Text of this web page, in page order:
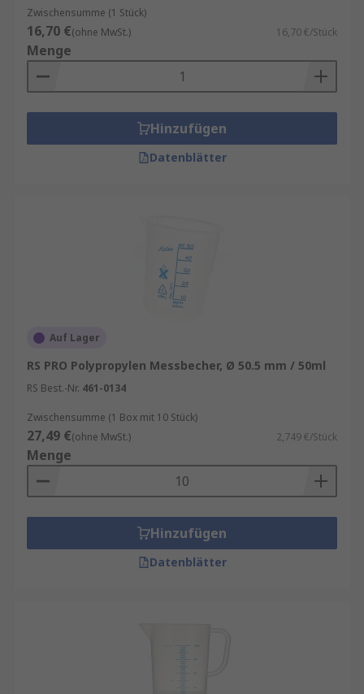
Konstruktionsmerkmale:
Formstabile Ausführung für sicheren Stand
Präzise Skalierungen für reproduzierbare
Ergebnisse
Ergonomische Gestaltung zur einfachen
Bei der Auswahl von Messbechern und
Laborkannen spielen vor allem Material,
entscheidende Rolle. Je nach Anwendung
empfiehlt sich die Wahl zwischen robusten
thermisch anspruchsvollen oder chemischen
Prozessen. RS bietet ein umfangreiches
Sortiment an hochwertigen Lösungen von
führenden Marken wie
RS PRO
Vikan, die für Zuverlässigkeit, Präzision und
Langlebigkeit stehen. Verfügbar sind
verschiedene Ausführungen aus Polypropylen,
Borosilikatglas und weiteren Materialien,
geeignet für Labor, Industrie und technische
Zwischensumme (1 Stück)
16,70 €(ohne MwSt.) 16,70 €/Stück
Menge
Hinzufügen
Datenblätter
Auf Lager
RS PRO Polypropylen Messbecher, Ø 50.5 mm / 50ml
RS Best.-Nr. 461-0134
Zwischensumme (1 Box mit 10 Stück)
27,49 €(ohne MwSt.) 2,749 €/Stück
Menge
Hinzufügen
Datenblätter